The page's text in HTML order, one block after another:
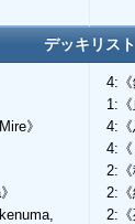
デッキリスト
》
4:《
1:
4:《
4:《
2:《
2:《
2:《